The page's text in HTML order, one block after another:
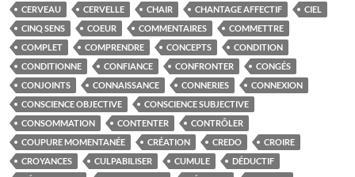
CERVEAU
CERVELLE CHAIR CHANTAGE AFFECTIF
CIEL
CINQ SENS
COEUR COMMENTAIRES
COMMETTRE
COMPLET
COMPRENDRE CONCEPTS
CONDITION
CONDITIONNE
CONFIANCE CONFRONTER
CONGÉS
CONJOINTS
CONNAISSANCE CONNERIES
CONNEXION
CONSCIENCE OBJECTIVE
CONSCIENCE SUBJECTIVE
CONSOMMATION
CONTENTER
CONTRÔLER
COUPURE MOMENTANÉE
CRÉATION CREDO
CROIRE
CROYANCES
CULPABILISER CUMULE
DÉDUCTIF